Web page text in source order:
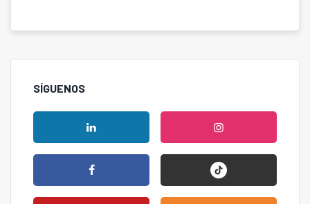
SÍGUENOS